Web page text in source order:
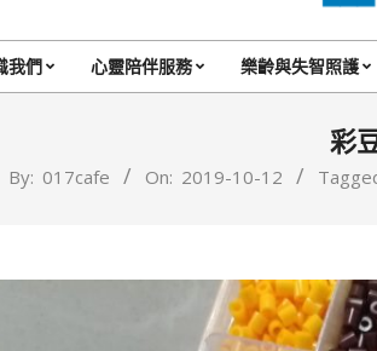
與
你
一
咖
啡
我們 心靈陪伴服務 樂齡與失智照護
彩
By: 017cafe On: 2019-10-12